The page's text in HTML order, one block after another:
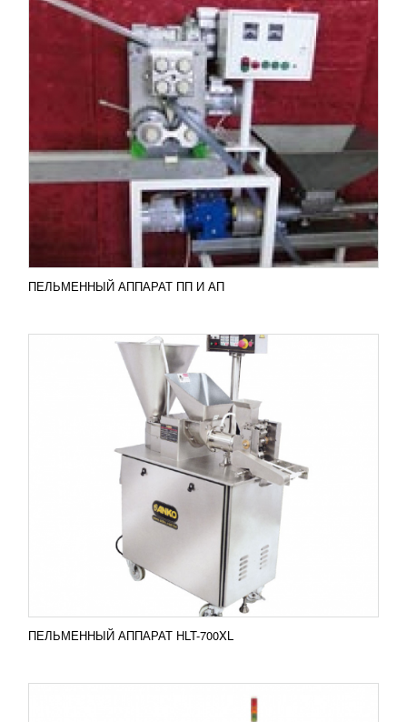
ПЕЛЬМЕННЫЙ АППАРАТ ПП И АП
ПЕЛЬМЕННЫЙ АППАРАТ HLT-700XL
УЗНАТЬ ЦЕНУ
Пельменный аппарат HLT-700XL Машина модели
HLT-700XL используется для изготовления таких
видов полуфабрикатов: пельмени,...
ПОДРОБНЕЕ
Добавить в сравнение
ПЕЛЬМЕННЫЙ АППАРАТ HLT-700XL
АВТОМАТ УПАКОВОЧНЫЙ DF-600W
51 172 337RUB
Автомат упаковочный DF-600W Функция автомата
упаковочного DF-600W состоит в упаковывании
готовой продукции такой как групповые изделия...
ПОДРОБНЕЕ
Добавить в сравнение